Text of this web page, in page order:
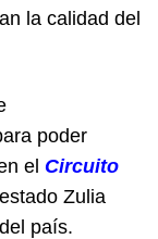
la calidad del
poder
el Circuito
Zulia
país.